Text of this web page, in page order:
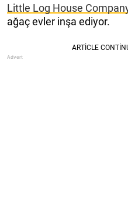
Little Log House
ağaç evler inşa ediyor.